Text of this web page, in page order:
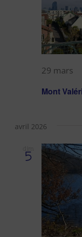
Mont
29 mars
avril 2026
dim
5